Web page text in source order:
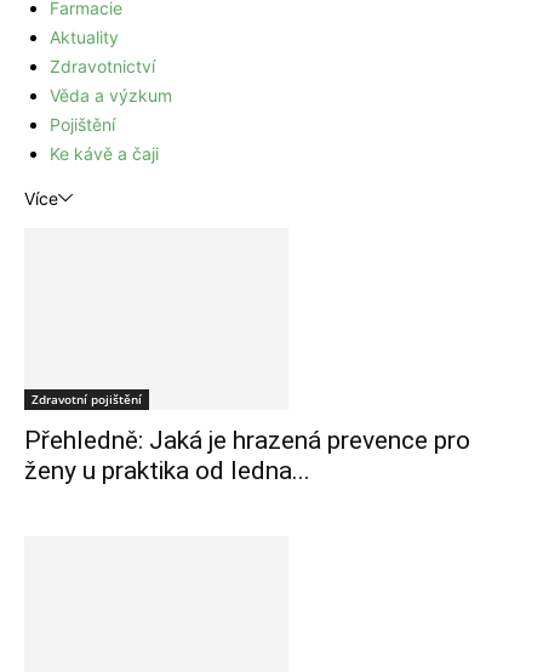
Farmacie
Aktuality
Zdravotnictví
Věda a výzkum
Pojištění
Ke kávě a čaji
Více
Zdravotní pojištění
Přehledně: Jaká je hrazená prevence pro
ženy u praktika od ledna...